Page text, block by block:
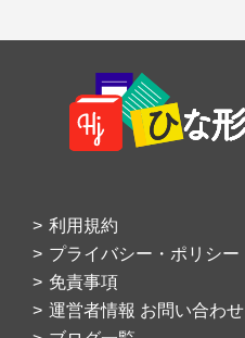
Footer
利用規約
プライバシー・ポリシー
免責事項
運営者情報 お問い合わせ